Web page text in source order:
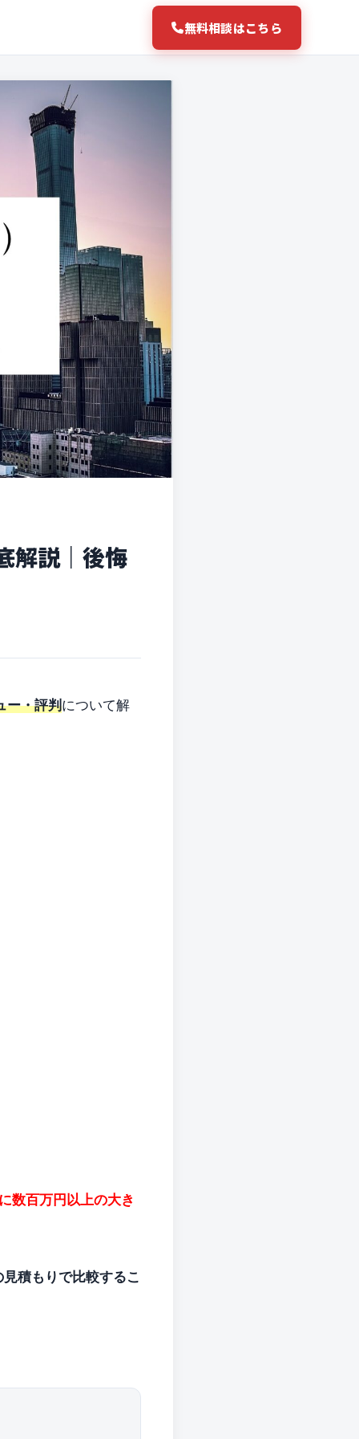
無料相談はこちら
解説｜後悔
ー・評判について解
数百万円以上の大き
積もりで比較するこ